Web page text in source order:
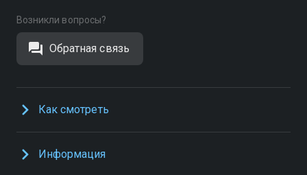
Возникли вопросы?
Обратная связь
Как смотреть
Информация